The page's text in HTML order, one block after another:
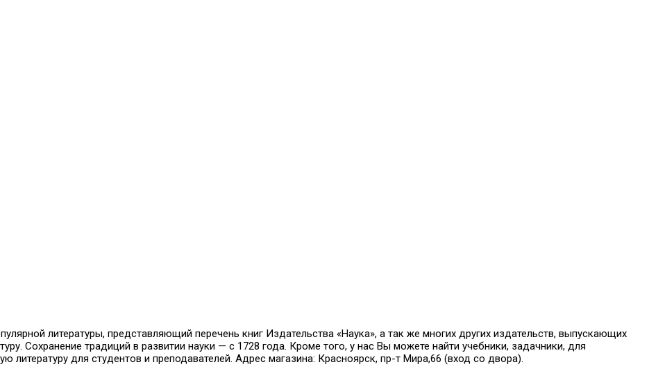
литературы, представляющий перечень книг Издательства «Наука», а так же многих других издательств, выпускающих
Сохранение традиций в развитии науки — с 1728 года. Кроме того, у нас Вы можете найти учебники, задачники, для
для студентов и преподавателей. Адрес магазина: Красноярск, пр-т Мира,66 (вход со двора).